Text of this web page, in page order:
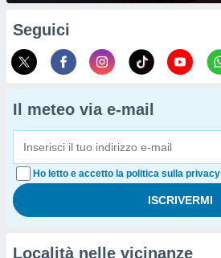
Seguici
Il meteo via e-mail
Ho letto e accetto la politica sulla privacy
Località nelle vicinanze